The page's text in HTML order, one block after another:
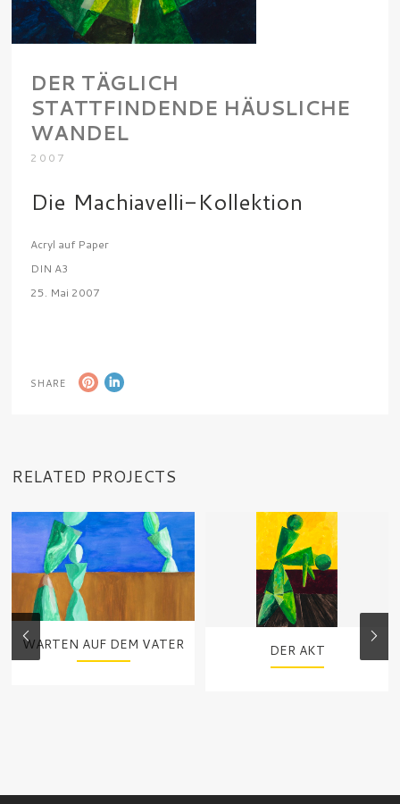
DER TÄGLICH
STATTFINDENDE HÄUSLICHE
WANDEL
2007
Die Machiavelli-Kollektion
Acryl auf Paper
DIN A3
25. Mai 2007
SHARE
RELATED PROJECTS
WARTEN AUF DEM VATER DER AKT